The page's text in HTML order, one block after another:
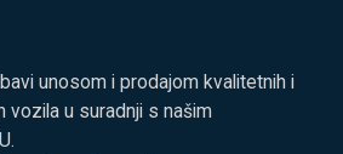
unosom i prodajom kvalitetnih i
vozila u suradnji s našim